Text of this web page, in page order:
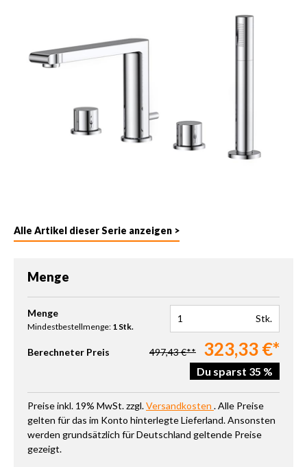
Alle Artikel dieser Serie anzeigen >
Menge
Produkt Anzahl: Gib den gewünschten Wert ein oder benutze
Menge
Mindestbestellmenge: 1 Stk.
Stk.
Berechneter Preis 497,43 €** 323,33 €*
Du sparst 35 %
Preise inkl. 19% MwSt. zzgl.Versandkosten . Alle Preise
gelten für das im Konto hinterlegte Lieferland. Ansonsten
werden grundsätzlich für Deutschland geltende Preise
gezeigt.